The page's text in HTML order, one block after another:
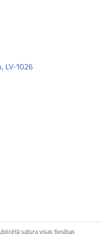
LV-1026
satura visas tiesības